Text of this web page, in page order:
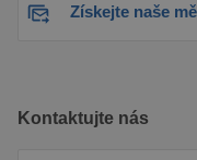
Získejte naše
Kontaktujte nás